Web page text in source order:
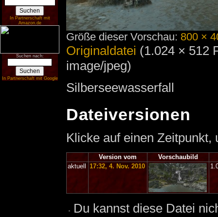
In Partnerschaft mit
Amazon.de
Suchen nach:
In Partnerschaft mit Google
Größe dieser Vorschau: 800 ×
Originaldatei (1.024 × 512
image/jpeg)
Silberseewasserfall
Dateiversionen
Klicke auf einen
Version vom
Vorschaubild
aktuell
17:32, 4. Nov. 2010
Du kannst diese Datei